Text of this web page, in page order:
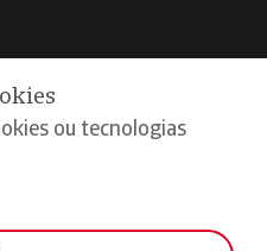
ou tecnologias